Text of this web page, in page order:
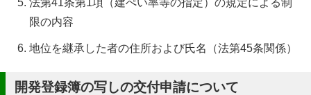
法第41条第1項（建ぺい率等の指定）の規定による制
限の内容
地位を継承した者の住所および氏名（法第45条関係）
開発登録簿の写しの交付申請について